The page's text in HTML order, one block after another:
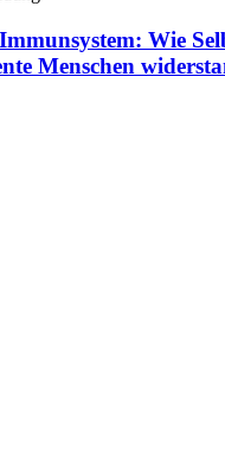
Wie
Menschen